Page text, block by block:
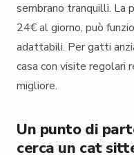
sembrano tranquilli. La
24€ al giorno, può
adattabili. Per gatti
casa con visite regolari
migliore.
Un punto di
cerca un cat